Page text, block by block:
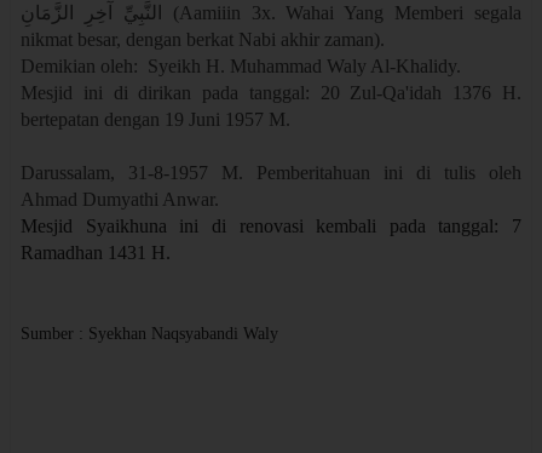
النَّبِيِّ آخِرِ الزَّمَانِ
(Aamiiin 3x. Wahai Yang Memberi segala
nikmat besar, dengan berkat Nabi akhir zaman).
Demikian oleh: Syeikh H. Muhammad Waly Al-Khalidy.
Mesjid ini di dirikan pada tanggal: 20 Zul-Qa'idah 1376 H.
bertepatan dengan 19 Juni 1957 M.
Darussalam, 31-8-1957 M. Pemberitahuan ini di tulis oleh
Ahmad Dumyathi Anwar.
Mesjid Syaikhuna ini di renovasi kembali pada tanggal: 7
Ramadhan 1431 H.
Sumber : Syekhan Naqsyabandi Waly